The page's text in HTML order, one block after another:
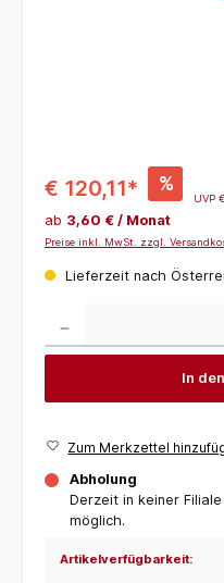
€ 120,11* %
UVP
ab 3,60 € / Monat
Preise inkl. MwSt. zzgl.
Lieferzeit nach
In
Zum Merkzettel
Abholung
Derzeit in keiner
möglich.
Artikelverfügbarkeit: